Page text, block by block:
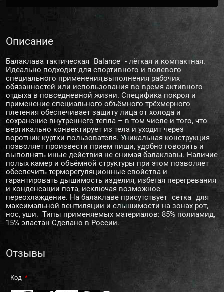
Описание
Балаклава тактическая "Balance" - лёгкая и компактная.
Идеально подходит для спортивного и полевого
специального применения,выполнения рабочих
обязанностей или использования во время активного
отдыха в повседневной жизни. Специфика покроя и
применение специального объёмного трёхмерного
плетения обеспечивает защиту лица от холода и
сохранение внутреннего тепла – в том числе и того, что
вертикально конвектирует из тела и уходит через
воротник куртки пользователя. Уникальная конструкция
позволяет произвести прием пищи, удобно говорить и
выполнять иные действия не снимая балаклавы. Наличие
полых камер и объёмной структуры при этом позволяет
обеспечить терморегуляционные свойства и
гарантировать дышимость изделия, избегая перегревания
и конденсации пота, исключая возможное
переохлаждение. На балаклаве присутствует "сетка" для
максимальной вентиляции и слышимости на зонах рот,
нос, уши. Типы применяемых материалов: 85% полиамид,
15% эластан Сделано в России.
Отзывы
Код